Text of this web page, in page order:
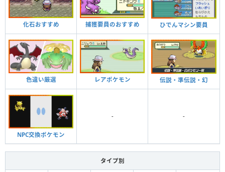
化石おすすめ 捕獲要員のおすすめ ひでんマシン要員
色違い厳選 レアポケモン 伝説・準伝説・幻
NPC交換ポケモン
- -
タイプ別